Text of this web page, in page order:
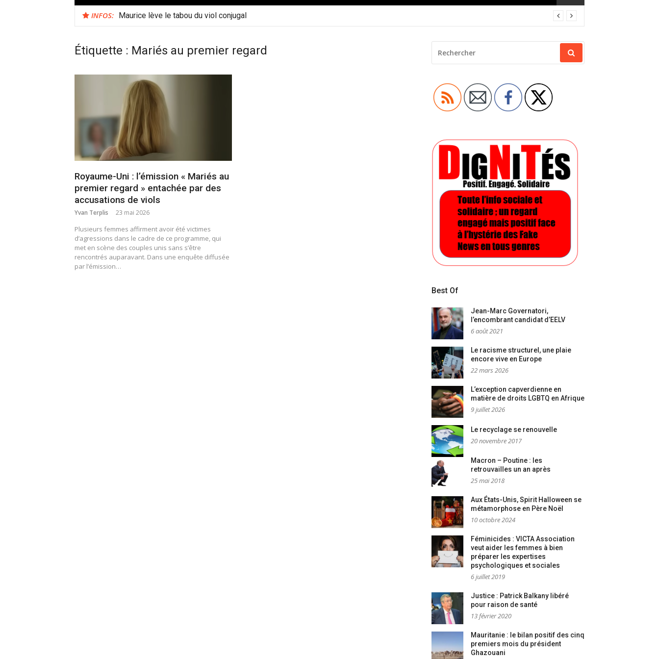
INFOS: Maurice lève le tabou du viol conjugal
Étiquette : Mariés au premier regard
Royaume-Uni : l’émission « Mariés au
premier regard » entachée par des
accusations de viols
Yvan Terplis 23 mai 2026
Plusieurs femmes affirment avoir été victimes
d’agressions dans le cadre de ce programme, qui
met en scène des couples unis sans s’être
rencontrés auparavant. Dans une enquête diffusée
par l’émission…
POUR
:
Best Of
Jean-Marc Governatori,
l’encombrant candidat d’EELV
6 août 2021
Le racisme structurel, une plaie
encore vive en Europe
22 mars 2026
L’exception capverdienne en
matière de droits LGBTQ en Afrique
9 juillet 2026
Le recyclage se renouvelle
20 novembre 2017
Macron – Poutine : les
retrouvailles un an après
25 mai 2018
Aux États-Unis, Spirit Halloween se
métamorphose en Père Noël
10 octobre 2024
Féminicides : VICTA Association
veut aider les femmes à bien
préparer les expertises
psychologiques et sociales
6 juillet 2019
Justice : Patrick Balkany libéré
pour raison de santé
13 février 2020
Mauritanie : le bilan positif des cinq
premiers mois du président
Ghazouani